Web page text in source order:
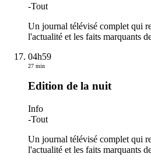
-Tout
Un journal télévisé complet qui
l'actualité et les faits marquants
04h59
27 min
Edition de la nuit
Info
-Tout
Un journal télévisé complet qui
l'actualité et les faits marquants